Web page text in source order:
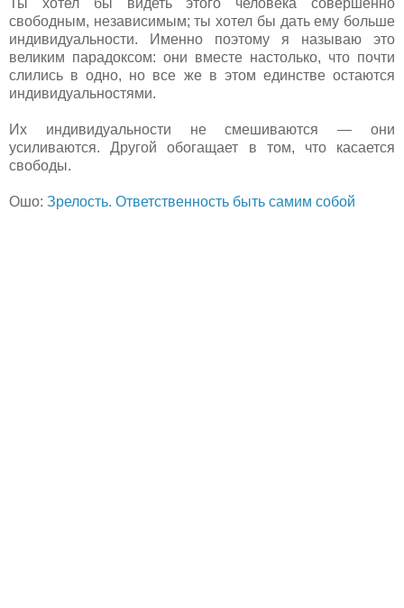
свободным, независимым; ты хотел бы дать ему больше
индивидуальности. Именно поэтому я называю это
великим парадоксом: они вместе настолько, что почти
слились в одно, но все же в этом единстве остаются
индивидуальностями.
Их индивидуальности не смешиваются — они
усиливаются. Другой обогащает в том, что касается
свободы.
Ошо: Зрелость. Ответственность быть самим собой